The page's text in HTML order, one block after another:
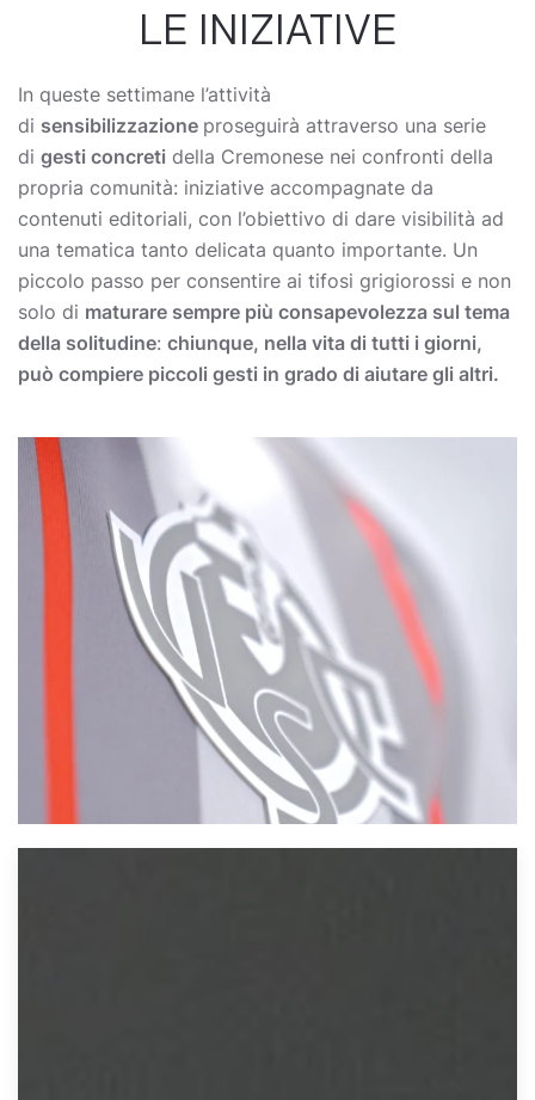
LE INIZIATIVE
In queste settimane l’attività
di sensibilizzazione proseguirà attraverso una serie
di gesti concreti della Cremonese nei confronti della
propria comunità: iniziative accompagnate da
contenuti editoriali, con l’obiettivo di dare visibilità ad
una tematica tanto delicata quanto importante. Un
piccolo passo per consentire ai tifosi grigiorossi e non
solo di maturare sempre più consapevolezza sul tema
della solitudine: chiunque, nella vita di tutti i giorni,
può compiere piccoli gesti in grado di aiutare gli altri.